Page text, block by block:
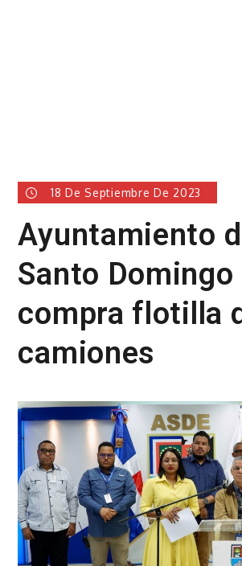
18 De Septiembre De 2023
Ayuntamiento
Santo Domingo
compra flotilla
camiones